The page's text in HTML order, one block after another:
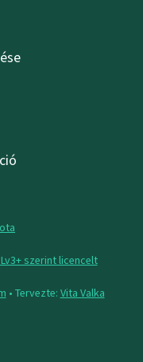
szerint licencelt
• Tervezte: Vita Valka